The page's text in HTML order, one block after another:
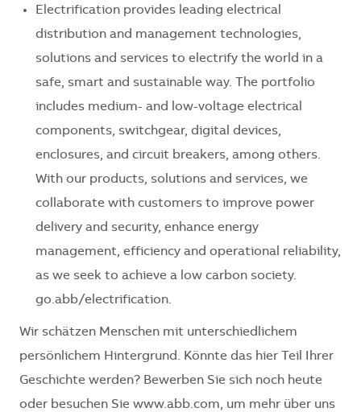
Electrification provides leading electrical
distribution and management technologies,
solutions and services to electrify the world in a
safe, smart and sustainable way. The portfolio
includes medium- and low-voltage electrical
components, switchgear, digital devices,
enclosures, and circuit breakers, among others.
With our products, solutions and services, we
collaborate with customers to improve power
delivery and security, enhance energy
management, efficiency and operational reliability,
as we seek to achieve a low carbon society.
go.abb/electrification.
Wir schätzen Menschen mit unterschiedlichem
persönlichem Hintergrund. Könnte das hier Teil Ihrer
Geschichte werden? Bewerben Sie sich noch heute
oder besuchen Sie www.abb.com, um mehr über uns